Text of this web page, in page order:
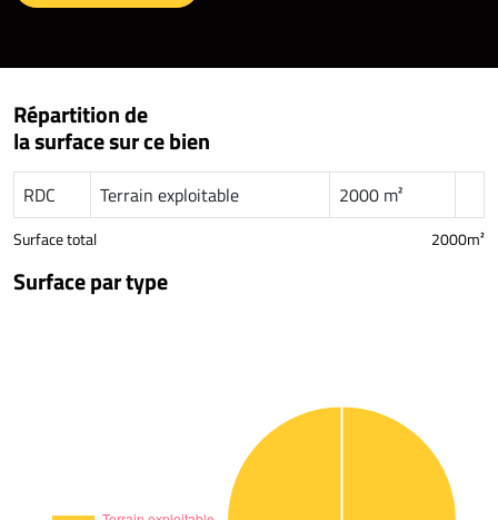
Répartition de
la surface sur ce bien
RDC Terrain exploitable 2000 m²
Surface total 2000m²
Surface par type